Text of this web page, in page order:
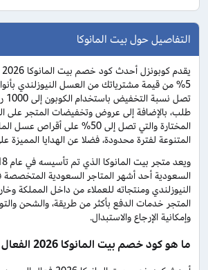
التفاصيل حول بيت المانوكا
5% من قيمة مشترياتك من العسل النيوزلندي
طلب، بالإضافة إلى عروض وتخفيضات المتجر على
المختارة والتي تصل إلى 50% على
المتنوعة لفترة محدودة، فضلا عن الهدايا المميزة
السعودية أحد أشهر المتاجر السعودية المتخصصة
النيوزلندي ومنتجاته للعملاء من داخل المملكة
المتجر خدمات الدفع بأكثر من طريقة، والشحن
وإمكانية الإرجاع والاستبدال.
ما هو كود خصم بيت المانوكا 2026 الفعال اليوم؟